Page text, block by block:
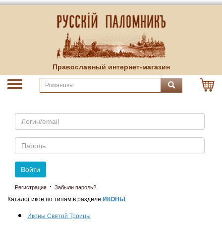
Православный интернет-магазин
Email
Пароль
Войти
Регистрация · Забыли пароль?
Каталог икон по типам в разделе ИКОНЫ :
Иконы Святой Троицы